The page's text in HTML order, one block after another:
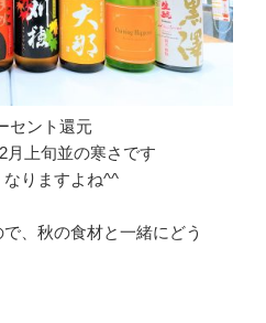
セント還元
上旬並の寒さです
りますよね^^
、秋の食材と一緒にどう